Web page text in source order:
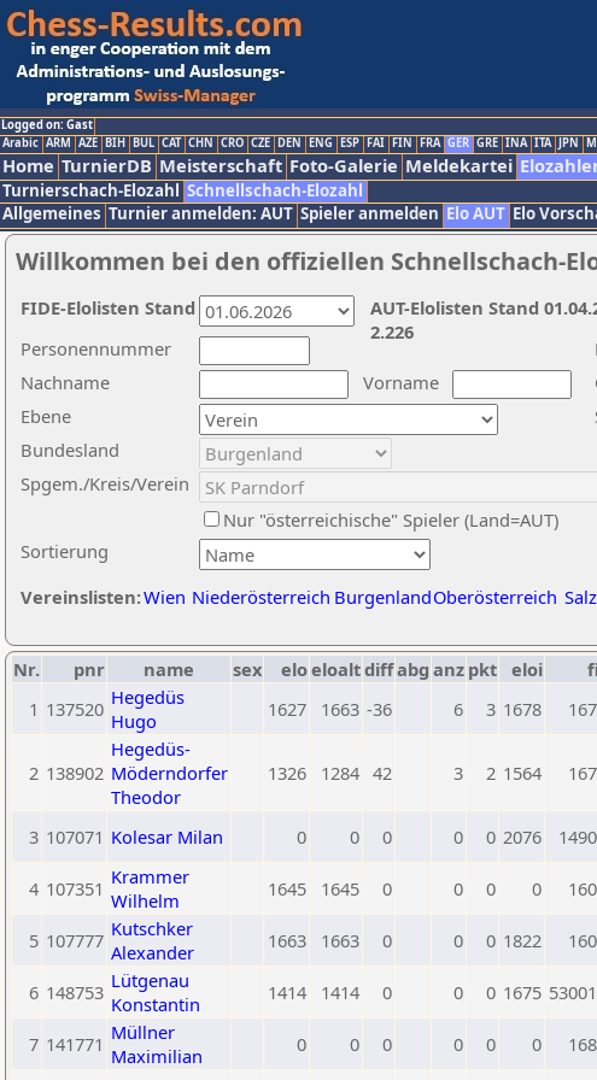
Logged on: Gast
Arabic ARM AZE BIH BUL CAT CHN CRO CZE DEN ENG ESP FAI FIN FRA GER GRE INA ITA JPN
Home TurnierDB Meisterschaft Foto-Galerie Meldekartei
Turnierschach-Elozahl Schnellschach-Elozahl
Allgemeines Turnier anmelden: AUT Spieler anmelden Elo AUT Elo
Willkommen bei den offiziellen Schnellschach-
Nachname
Vorname
Ebene
Sortierung
Personennummer
Bundesland
Spgem./Kreis/Verein
Nur "österreichische" Spieler (Land=AUT)
Vereinslisten:Wien Niederösterreich BurgenlandOberösterreich
AUT-Elolisten Stand
2.226
FIDE-Elolisten Stand
Nr. pnr name sex eloeloaltdiffabg anz pkt eloi
1 137520 Hegedüs
Hugo
1627 1663 -36 6 3 1678
2 138902
Hegedüs-
Möderndorfer
Theodor
1326 1284 42 3 2 1564
3 107071 Kolesar Milan 0 0 0 0 0 2076
4 107351 Krammer
Wilhelm
1645 1645 0 0 0 0
5 107777 Kutschker
Alexander
1663 1663 0 0 0 1822
6 148753 Lütgenau
Konstantin
1414 1414 0 0 0 1675
7 141771 Müllner
Maximilian
0 0 0 0 0 0